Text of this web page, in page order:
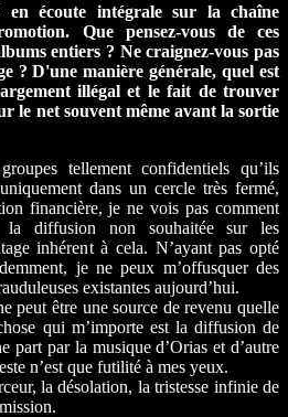
en écoute intégrale sur la chaîne
Que pensez-vous de ces
entiers ? Ne craignez-vous pas
? D'une manière générale, quel est
illégal et le fait de trouver
le net souvent même avant la sortie
tellement confidentiels qu’ils
dans un cercle très fermé,
financière, je ne vois pas comment
la diffusion non souhaitée sur les
inhérent à cela. N’ayant pas opté
je ne peux m’offusquer des
existantes aujourd’hui.
peut être une source de revenu quelle
qui m’importe est la diffusion de
part par la musique d’Orias et d’autre
n’est que futilité à mes yeux.
la désolation, la tristesse infinie de